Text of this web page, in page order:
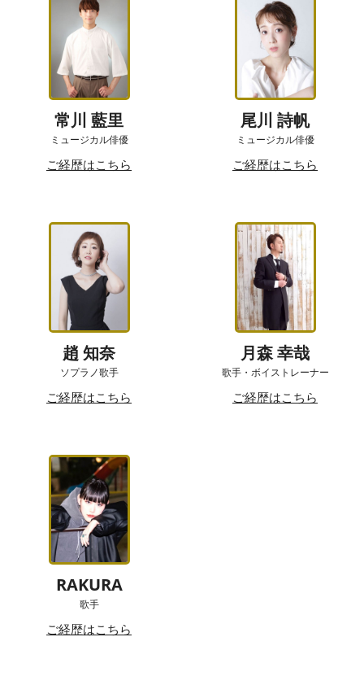
常川 藍里
ミュージカル俳優
ご経歴はこちら
尾川 詩帆
ミュージカル俳優
ご経歴はこちら
趙 知奈
ソプラノ歌手
ご経歴はこちら
月森 幸哉
歌手・ボイストレーナー
ご経歴はこちら
RAKURA
歌手
ご経歴はこちら